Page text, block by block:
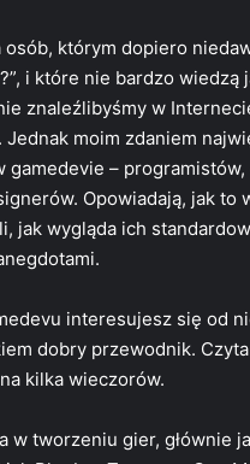
osób, którym dopiero
i które nie bardzo wiedzą
znaleźlibyśmy w
moim zdaniem
–
Opowiadają, jak to
jak wygląda ich
interesujesz się od
dobry przewodnik.
kilka wieczorów.
w tworzeniu gier, głównie